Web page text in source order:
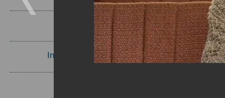
Topics
Invited Speakers